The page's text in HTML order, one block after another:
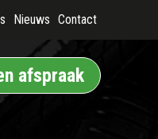
Nieuws Contact
afspraak